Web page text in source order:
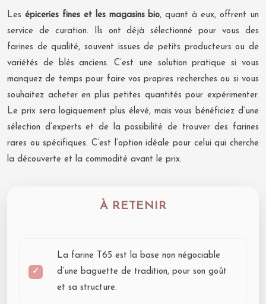
Les épiceries fines et les magasins bio, quant à eux, offrent un
service de curation. Ils ont déjà sélectionné pour vous des
farines de qualité, souvent issues de petits producteurs ou de
variétés de blés anciens. C’est une solution pratique si vous
manquez de temps pour faire vos propres recherches ou si vous
souhaitez acheter en plus petites quantités pour expérimenter.
Le prix sera logiquement plus élevé, mais vous bénéficiez d’une
sélection d’experts et de la possibilité de trouver des farines
rares ou spécifiques. C’est l’option idéale pour celui qui cherche
la découverte et la commodité avant le prix.
À RETENIR
La farine T65 est la base non négociable
d’une baguette de tradition, pour son goût
et sa structure.